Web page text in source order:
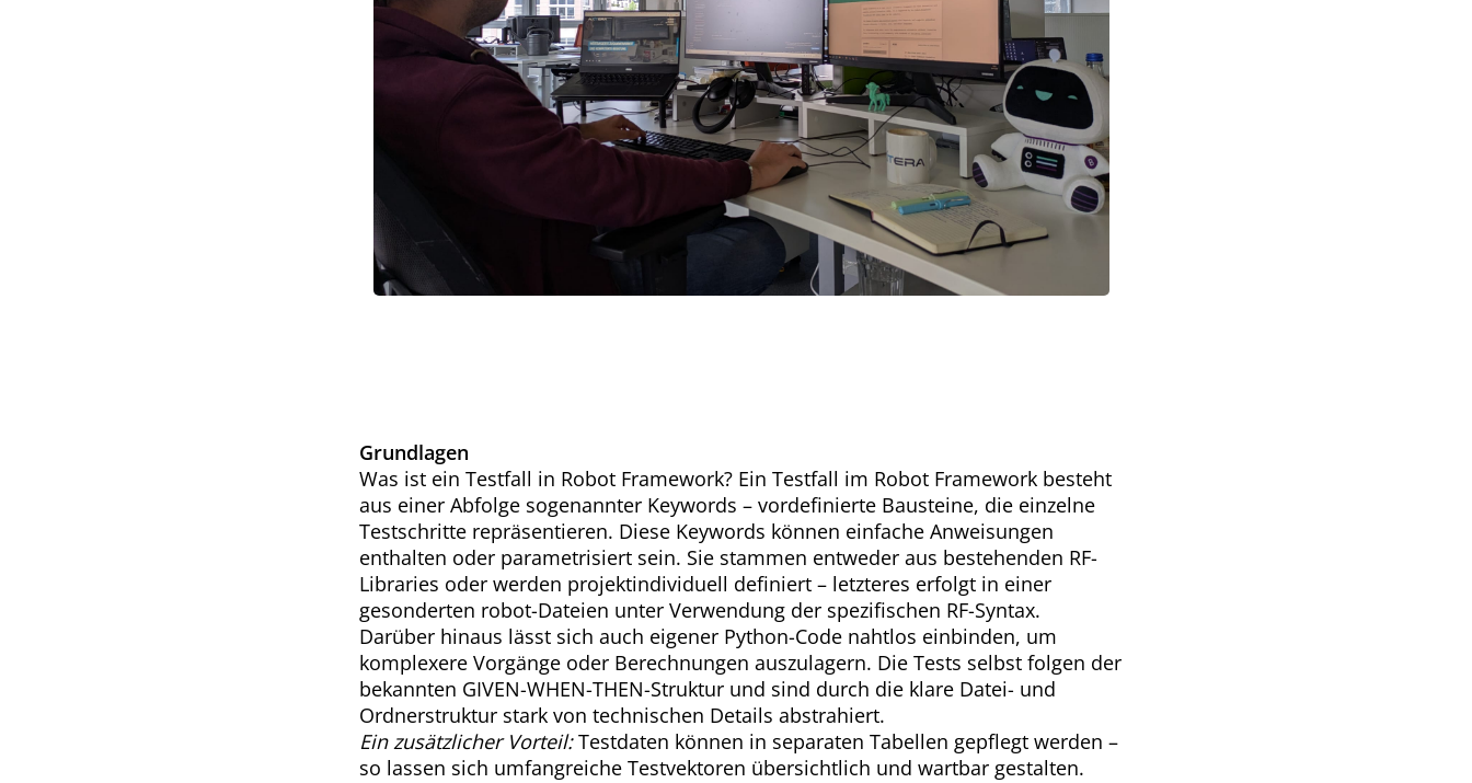
Grundlagen
Was ist ein Testfall in Robot Framework? Ein Testfall im Robot Framework besteht
aus einer Abfolge sogenannter Keywords – vordefinierte Bausteine, die einzelne
Testschritte repräsentieren. Diese Keywords können einfache Anweisungen
enthalten oder parametrisiert sein. Sie stammen entweder aus bestehenden RF-
Libraries oder werden projektindividuell definiert – letzteres erfolgt in einer
gesonderten robot-Dateien unter Verwendung der spezifischen RF-Syntax.
Darüber hinaus lässt sich auch eigener Python-Code nahtlos einbinden, um
komplexere Vorgänge oder Berechnungen auszulagern. Die Tests selbst folgen der
bekannten GIVEN-WHEN-THEN-Struktur und sind durch die klare Datei- und
Ordnerstruktur stark von technischen Details abstrahiert.
Ein zusätzlicher Vorteil:Testdaten können in separaten Tabellen gepflegt werden –
so lassen sich umfangreiche Testvektoren übersichtlich und wartbar gestalten.